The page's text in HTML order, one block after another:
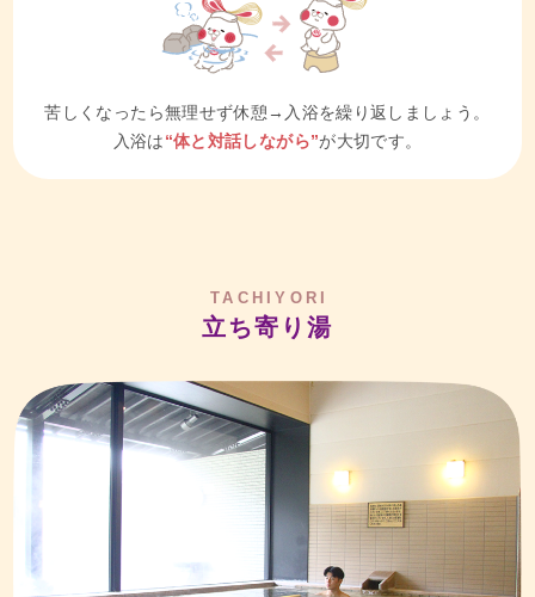
苦しくなったら無理せず休憩→入浴を繰り返しましょう。
入浴は“体と対話しながら”が大切です。
TACHIYORI
立ち寄り湯